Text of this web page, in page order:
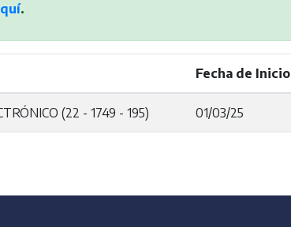
.
Fecha de Inicio
(22 - 1749 - 195) 01/03/25